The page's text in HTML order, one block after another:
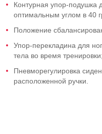
Контурная упор-подушка
оптимальным углом в 40
Положение
Упор-перекладина для
тела во время тренировки;
Пневморегулировка
расположенной ручки.